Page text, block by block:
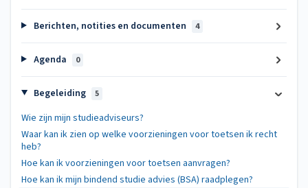
Berichten, notities en documenten 4
Agenda 0
Begeleiding 5
Wie zijn mijn studieadviseurs?
Waar kan ik zien op welke voorzieningen voor toetsen ik recht
heb?
Hoe kan ik voorzieningen voor toetsen aanvragen?
Hoe kan ik mijn bindend studie advies (BSA) raadplegen?